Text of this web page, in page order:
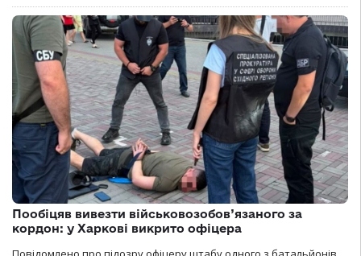
Пообіцяв вивезти військовозобов’язаного за
кордон: у Харкові викрито офіцера